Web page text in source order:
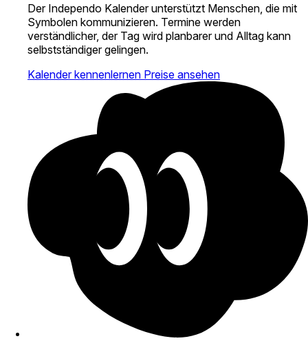
Der Independo Kalender unterstützt Menschen, die mit
Symbolen kommunizieren. Termine werden
verständlicher, der Tag wird planbarer und Alltag kann
selbstständiger gelingen.
Kalender kennenlernen Preise ansehen